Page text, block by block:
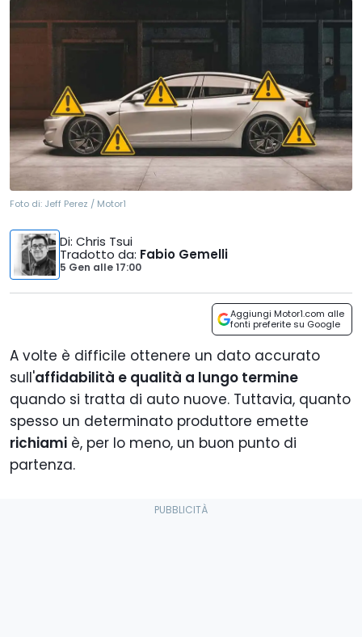
Foto di: Jeff Perez / Motor1
Di: Chris Tsui
Tradotto da: Fabio Gemelli
5 Gen alle17:00
Aggiungi Motor1.com alle
fonti preferite su Google
A volte è difficile ottenere un dato accurato
sull'affidabilità e qualità a lungo termine
quando si tratta di auto nuove. Tuttavia, quanto
spesso un determinato produttore emette
richiami è, per lo meno, un buon punto di
partenza.